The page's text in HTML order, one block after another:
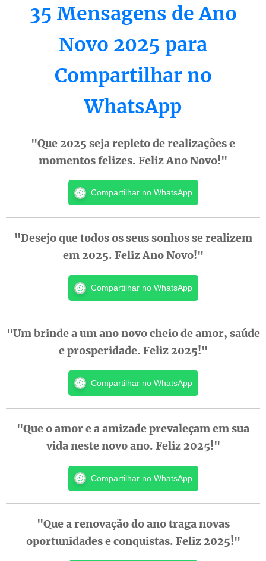
35 Mensagens de Ano
Novo 2025 para
Compartilhar no
WhatsApp
"Que 2025 seja repleto de realizações e
momentos felizes. Feliz Ano Novo!"
Compartilhar no WhatsApp
"Desejo que todos os seus sonhos se realizem
em 2025. Feliz Ano Novo!"
Compartilhar no WhatsApp
"Um brinde a um ano novo cheio de amor, saúde
e prosperidade. Feliz 2025!"
Compartilhar no WhatsApp
"Que o amor e a amizade prevaleçam em sua
vida neste novo ano. Feliz 2025!"
Compartilhar no WhatsApp
"Que a renovação do ano traga novas
oportunidades e conquistas. Feliz 2025!"